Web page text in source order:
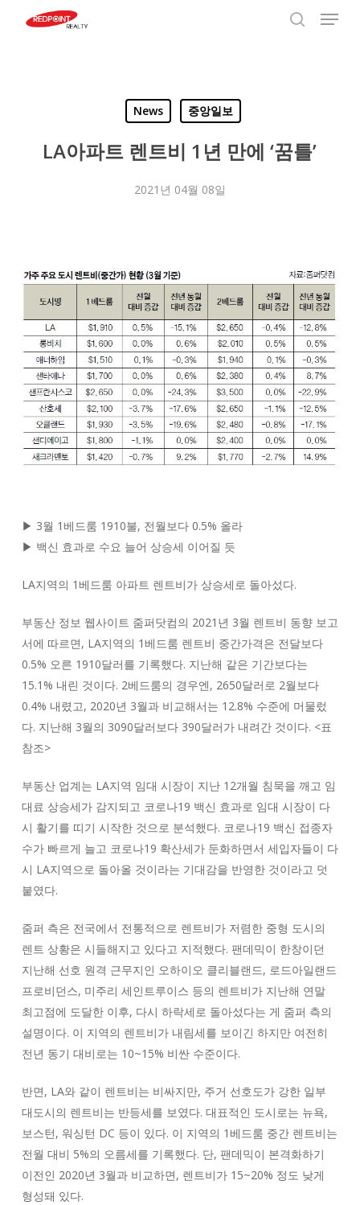
Menu
News 중앙일보
LA아파트 렌트비 1년 만에 ‘꿈틀’
2021년 04월 08일
▶ 3월 1베드룸 1910불, 전월보다 0.5% 올라
▶ 백신 효과로 수요 늘어 상승세 이어질 듯
LA지역의 1베드룸 아파트 렌트비가 상승세로 돌아섰다.
부동산 정보 웹사이트 줌퍼닷컴의 2021년 3월 렌트비 동향 보고
서에 따르면, LA지역의 1베드룸 렌트비 중간가격은 전달보다
0.5% 오른 1910달러를 기록했다. 지난해 같은 기간보다는
15.1% 내린 것이다. 2베드룸의 경우엔, 2650달러로 2월보다
0.4% 내렸고, 2020년 3월과 비교해서는 12.8% 수준에 머물렀
다. 지난해 3월의 3090달러보다 390달러가 내려간 것이다. <표
참조>
부동산 업계는 LA지역 임대 시장이 지난 12개월 침묵을 깨고 임
대료 상승세가 감지되고 코로나19 백신 효과로 임대 시장이 다
시 활기를 띠기 시작한 것으로 분석했다. 코로나19 백신 접종자
수가 빠르게 늘고 코로나19 확산세가 둔화하면서 세입자들이 다
시 LA지역으로 돌아올 것이라는 기대감을 반영한 것이라고 덧
붙였다.
줌퍼 측은 전국에서 전통적으로 렌트비가 저렴한 중형 도시의
렌트 상황은 시들해지고 있다고 지적했다. 팬데믹이 한창이던
지난해 선호 원격 근무지인 오하이오 클리블랜드, 로드아일랜드
프로비던스, 미주리 세인트루이스 등의 렌트비가 지난해 연말
최고점에 도달한 이후, 다시 하락세로 돌아섰다는 게 줌퍼 측의
설명이다. 이 지역의 렌트비가 내림세를 보이긴 하지만 여전히
전년 동기 대비로는 10~15% 비싼 수준이다.
반면, LA와 같이 렌트비는 비싸지만, 주거 선호도가 강한 일부
대도시의 렌트비는 반등세를 보였다. 대표적인 도시로는 뉴욕,
보스턴, 워싱턴 DC 등이 있다. 이 지역의 1베드룸 중간 렌트비는
전월 대비 5%의 오름세를 기록했다. 단, 팬데믹이 본격화하기
이전인 2020년 3월과 비교하면, 렌트비가 15~20% 정도 낮게
형성돼 있다.